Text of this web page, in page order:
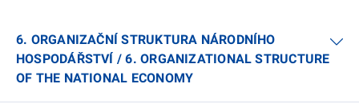
6. ORGANIZAČNÍ STRUKTURA NÁRODNÍHO
HOSPODÁŘSTVÍ / 6. ORGANIZATIONAL STRUCTURE
OF THE NATIONAL ECONOMY